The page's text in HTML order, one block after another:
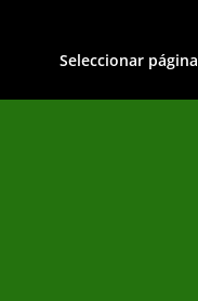
Seleccionar página